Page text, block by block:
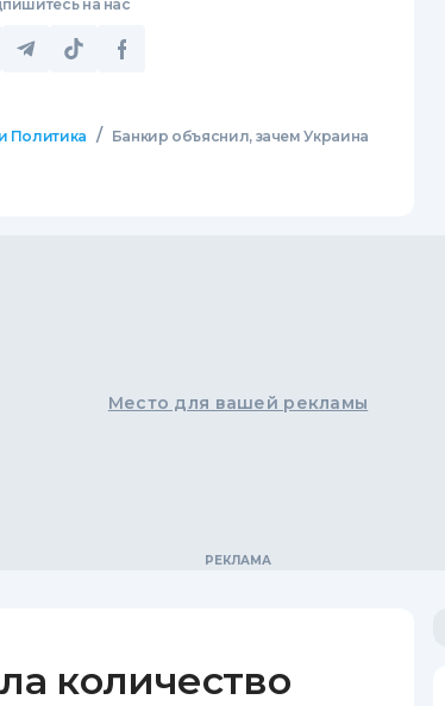
на нас
Политика /
Банкир объяснил, зачем Украина
Место для вашей рекламы
количество